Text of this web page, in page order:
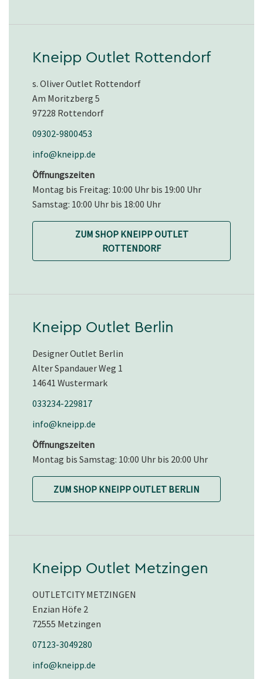
Kneipp Outlet Rottendorf
s. Oliver Outlet Rottendorf
Am Moritzberg 5
97228 Rottendorf
09302-9800453
info@kneipp.de
Öffnungszeiten
Montag bis Freitag: 10:00 Uhr bis 19:00 Uhr
Samstag: 10:00 Uhr bis 18:00 Uhr
ZUM SHOP KNEIPP OUTLET
ROTTENDORF
Kneipp Outlet Berlin
Designer Outlet Berlin
Alter Spandauer Weg 1
14641 Wustermark
033234-229817
info@kneipp.de
Öffnungszeiten
Montag bis Samstag: 10:00 Uhr bis 20:00 Uhr
ZUM SHOP KNEIPP OUTLET BERLIN
Kneipp Outlet Metzingen
OUTLETCITY METZINGEN
Enzian Höfe 2
72555 Metzingen
07123-3049280
info@kneipp.de